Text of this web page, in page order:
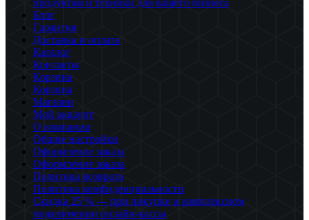
продуктам и техники для вашего бизнеса
Блог
Гарантия
Доставка и оплата
Каталог
Контакты
Корзина
Корзина
Магазин
Мой аккаунт
О компании
Общие настройки
Оформление заказа
Оформление заказа
Политика возврата
Политика конфиденциальности
Скидка 25 % — при покупке и комплексном
подключении онлайн-кассы